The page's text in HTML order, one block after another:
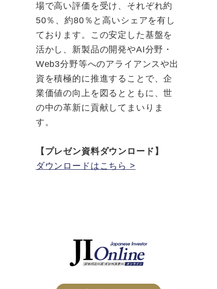
場で高い評価を受け、それぞれ約
50％、約80％と高いシェアを有し
ております。この安定した基盤を
活かし、新製品の開発やAI分野・
Web3分野等へのアライアンスや出
資を積極的に推進することで、企
業価値の向上を図るとともに、世
の中の革新に貢献してまいりま
す。
【プレゼン資料ダウンロード】
ダウンロードはこちら >